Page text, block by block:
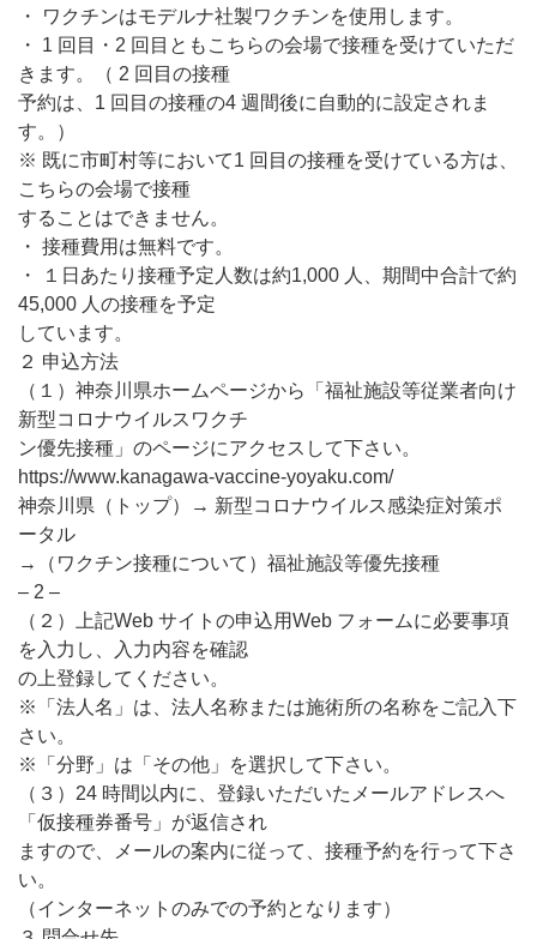
・ ワクチンはモデルナ社製ワクチンを使用します。
・ 1 回目・2 回目ともこちらの会場で接種を受けていただ
きます。（ 2 回目の接種
予約は、1 回目の接種の4 週間後に自動的に設定されま
す。）
※ 既に市町村等において1 回目の接種を受けている方は、
こちらの会場で接種
することはできません。
・ 接種費用は無料です。
・ １日あたり接種予定人数は約1,000 人、期間中合計で約
45,000 人の接種を予定
しています。
２ 申込方法
（１）神奈川県ホームページから「福祉施設等従業者向け
新型コロナウイルスワクチ
ン優先接種」のページにアクセスして下さい。
https://www.kanagawa-vaccine-yoyaku.com/
神奈川県（トップ）→ 新型コロナウイルス感染症対策ポ
ータル
→（ワクチン接種について）福祉施設等優先接種
– 2 –
（２）上記Web サイトの申込用Web フォームに必要事項
を入力し、入力内容を確認
の上登録してください。
※「法人名」は、法人名称または施術所の名称をご記入下
さい。
※「分野」は「その他」を選択して下さい。
（３）24 時間以内に、登録いただいたメールアドレスへ
「仮接種券番号」が返信され
ますので、メールの案内に従って、接種予約を行って下さ
い。
（インターネットのみでの予約となります）